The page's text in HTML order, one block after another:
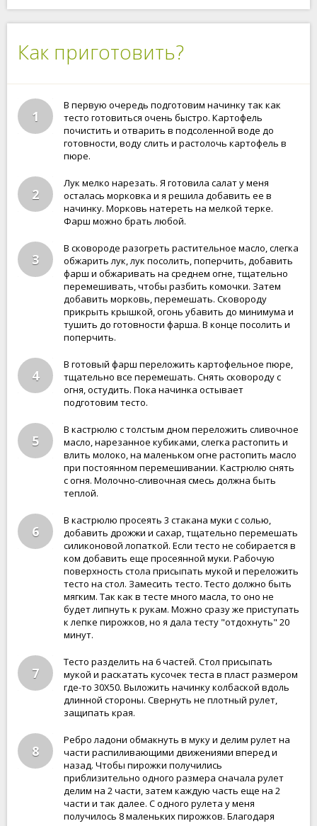
Как приготовить?
1
В первую очередь подготовим начинку так как
тесто готовиться очень быстро. Картофель
почистить и отварить в подсоленной воде до
готовности, воду слить и растолочь картофель в
пюре.
2
Лук мелко нарезать. Я готовила салат у меня
осталась морковка и я решила добавить ее в
начинку. Морковь натереть на мелкой терке.
Фарш можно брать любой.
3
В сковороде разогреть растительное масло, слегка
обжарить лук, лук посолить, поперчить, добавить
фарш и обжаривать на среднем огне, тщательно
перемешивать, чтобы разбить комочки. Затем
добавить морковь, перемешать. Сковороду
прикрыть крышкой, огонь убавить до минимума и
тушить до готовности фарша. В конце посолить и
поперчить.
4
В готовый фарш переложить картофельное пюре,
тщательно все перемешать. Снять сковороду с
огня, остудить. Пока начинка остывает
подготовим тесто.
5
В кастрюлю с толстым дном переложить сливочное
масло, нарезанное кубиками, слегка растопить и
влить молоко, на маленьком огне растопить масло
при постоянном перемешивании. Кастрюлю снять
с огня. Молочно-сливочная смесь должна быть
теплой.
6
В кастрюлю просеять 3 стакана муки с солью,
добавить дрожжи и сахар, тщательно перемешать
силиконовой лопаткой. Если тесто не собирается в
ком добавить еще просеянной муки. Рабочую
поверхность стола присыпать мукой и переложить
тесто на стол. Замесить тесто. Тесто должно быть
мягким. Так как в тесте много масла, то оно не
будет липнуть к рукам. Можно сразу же приступать
к лепке пирожков, но я дала тесту "отдохнуть" 20
минут.
7
Тесто разделить на 6 частей. Стол присыпать
мукой и раскатать кусочек теста в пласт размером
где-то 30Х50. Выложить начинку колбаской вдоль
длинной стороны. Свернуть не плотный рулет,
защипать края.
8
Ребро ладони обмакнуть в муку и делим рулет на
части распиливающими движениями вперед и
назад. Чтобы пирожки получились
приблизительно одного размера сначала рулет
делим на 2 части, затем каждую часть еще на 2
части и так далее. С одного рулета у меня
получилось 8 маленьких пирожков. Благодаря